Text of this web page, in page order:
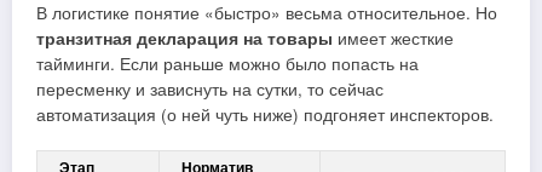
В логистике понятие «быстро» весьма относительное. Но
транзитная декларация на товары имеет жесткие
тайминги. Если раньше можно было попасть на
пересменку и зависнуть на сутки, то сейчас
автоматизация (о ней чуть ниже) подгоняет инспекторов.
Этап
Норматив